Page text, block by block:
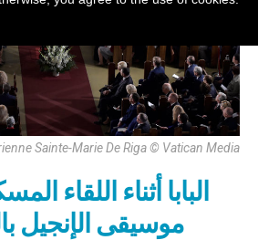
Sainte-Marie De Riga © Vatican Media
البابا أثناء اللقاء
موسيقى الإنجيل